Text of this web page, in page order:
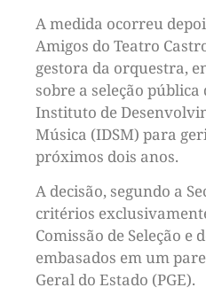
A medida ocorreu
Amigos do Teatro
gestora da orquestra,
sobre a seleção pública
Instituto de
Música (IDSM) para
próximos dois anos.
A decisão, segundo a
critérios
Comissão de Seleção
embasados em um
Geral do Estado (PGE).